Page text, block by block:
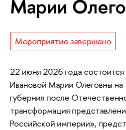
Марии
Мероприятие завершено
22 июня 2026 года
Ивановой Марии Олеговны
губерния после
трансформация
Российской империи»,